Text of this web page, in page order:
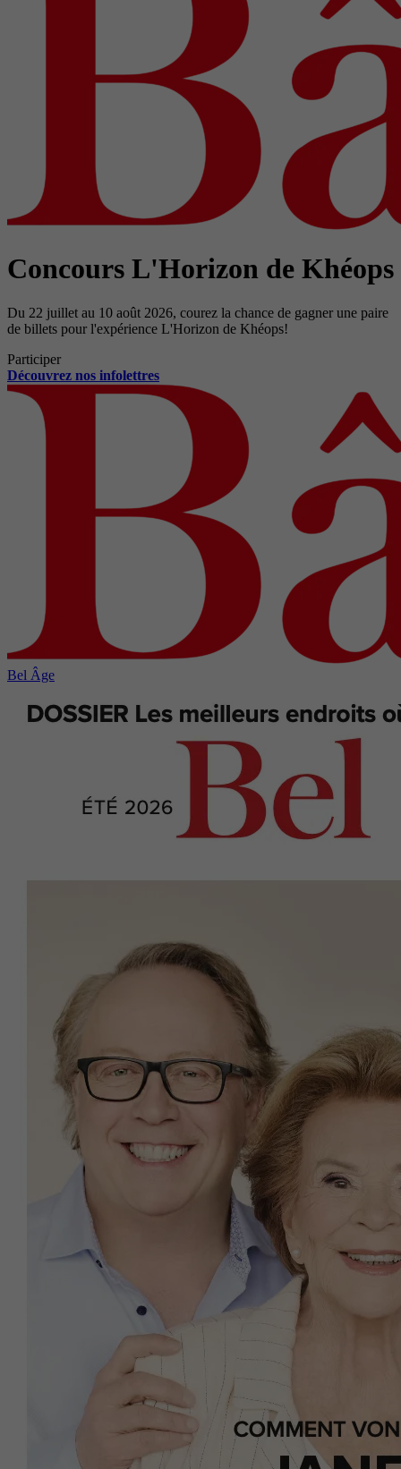
Concours L'Horizon de Khéops
Du 22 juillet au 10 août 2026, courez la chance de gagner une paire
de billets pour l'expérience L'Horizon de Khéops!
Participer
Découvrez nos infolettres
Bel Âge